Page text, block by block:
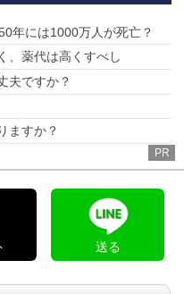
年には1000万人が死亡？
、薬代は高くすべし
夫ですか？
ますか？
PR
送る